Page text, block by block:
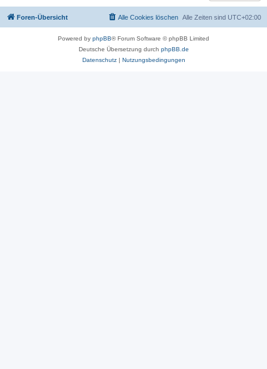
Foren-Übersicht Alle Zeiten sind UTC+02:00
Alle Cookies löschen
Powered by phpBB® Forum Software © phpBB Limited
Deutsche Übersetzung durch phpBB.de
Datenschutz| Nutzungsbedingungen